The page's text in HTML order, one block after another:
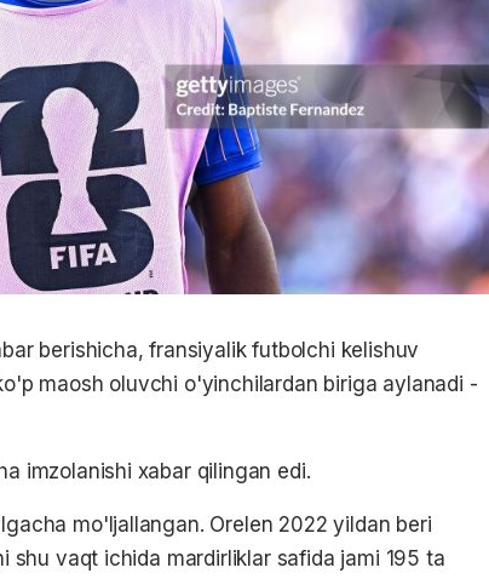
berishicha, fransiyalik futbolchi kelishuv
maosh oluvchi o'yinchilardan biriga aylanadi -
imzolanishi xabar qilingan edi.
mo'ljallangan. Orelen 2022 yildan beri
shu vaqt ichida mardirliklar safida jami 195 ta